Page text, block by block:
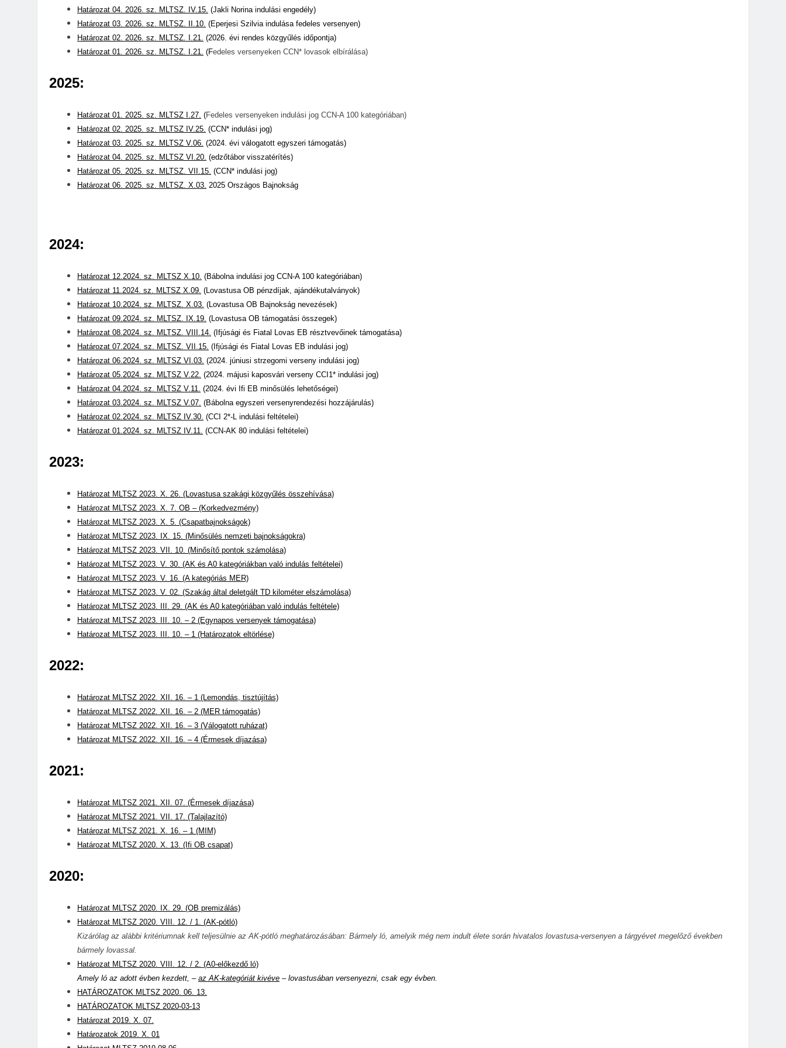
Határozat 04. 2026. sz. MLTSZ. IV.15. (Jakli Norina indulási engedély)
Határozat 03. 2026. sz. MLTSZ. II.10. (Eperjesi Szilvia indulása fedeles versenyen)
Határozat 02. 2026. sz. MLTSZ. I.21.
(2026. évi rendes közgyűlés időpontja)
Határozat 01. 2026. sz. MLTSZ. I.21.
(Fedeles versenyeken CCN* lovasok elbírálása)
2025:
Határozat 01. 2025. sz. MLTSZ I.27. (Fedeles versenyeken indulási jog CCN-A 100 kategóriában)
Határozat 02. 2025. sz. MLTSZ IV.25. (CCN* indulási jog)
Határozat 03. 2025. sz. MLTSZ V.06. (2024. évi válogatott egyszeri támogatás)
Határozat 04. 2025. sz. MLTSZ VI.20. (edzőtábor visszatérítés)
Határozat 05. 2025. sz. MLTSZ. VII.15. (CCN* indulási jog)
Határozat 06. 2025. sz. MLTSZ. X.03. 2025 Országos Bajnokság
2024:
Határozat 12.2024. sz. MLTSZ X.10. (Bábolna indulási jog CCN-A 100 kategóriában)
Határozat 11.2024. sz. MLTSZ X.09. (Lovastusa OB pénzdíjak, ajándékutalványok)
Határozat 10.2024. sz. MLTSZ. X.03. (Lovastusa OB Bajnokság nevezések)
Határozat 09.2024. sz. MLTSZ. IX.19. (Lovastusa OB támogatási összegek)
Határozat 08.2024. sz. MLTSZ. VIII.14. (Ifjúsági és Fiatal Lovas EB résztvevőinek támogatása)
Határozat 07.2024. sz. MLTSZ. VII.15. (Ifjúsági és Fiatal Lovas EB indulási jog)
Határozat 06.2024. sz. MLTSZ VI.03. (2024. júniusi strzegomi verseny indulási jog)
Határozat 05.2024. sz. MLTSZ V.22. (2024. májusi kaposvári verseny CCI1* indulási jog)
Határozat 04.2024. sz. MLTSZ V.11.
(2024. évi Ifi EB minősülés lehetőségei)
Határozat 03.2024. sz. MLTSZ V.07. (Bábolna egyszeri versenyrendezési hozzájárulás)
Határozat 02.2024. sz. MLTSZ IV.30. (CCI 2*-L indulási feltételei)
Határozat 01.2024. sz. MLTSZ IV.11.
(CCN-AK 80 indulási feltételei)
2023:
Határozat MLTSZ 2023. X. 26. (Lovastusa szakági közgyűlés összehívása)
Határozat MLTSZ 2023. X. 7. OB – (Korkedvezmény)
Határozat MLTSZ 2023. X. 5. (Csapatbajnokságok)
Határozat MLTSZ 2023. IX. 15. (Minősülés nemzeti bajnokságokra)
Határozat MLTSZ 2023. VII. 10. (Minősítő pontok számolása)
Határozat MLTSZ 2023. V. 30. (AK és A0 kategóriákban való indulás feltételei)
Határozat MLTSZ 2023. V. 16. (A kategóriás MER)
Határozat MLTSZ 2023. V. 02. (Szakág által deletgált TD kilométer elszámolása)
Határozat MLTSZ 2023. III. 29. (AK és A0 kategóriában való indulás feltétele)
Határozat MLTSZ 2023. III. 10. – 2 (Egynapos versenyek támogatása)
Határozat MLTSZ 2023. III. 10. – 1 (Határozatok eltörlése)
2022:
Határozat MLTSZ 2022. XII. 16. – 1 (Lemondás, tisztújítás)
Határozat MLTSZ 2022. XII. 16. – 2 (MER támogatás)
Határozat MLTSZ 2022. XII. 16. – 3 (Válogatott ruházat)
Határozat MLTSZ 2022. XII. 16. – 4 (Érmesek díjazása)
2021:
Határozat MLTSZ 2021. XII. 07. (Érmesek díjazása)
Határozat MLTSZ 2021. VII. 17. (Talajlazító)
Határozat MLTSZ 2021. X. 16. – 1 (MIM)
Határozat MLTSZ 2020. X. 13. (Ifi OB csapat)
2020:
Határozat MLTSZ 2020. IX. 29. (OB premizálás)
Határozat MLTSZ 2020. VIII. 12. / 1. (AK-pótló)
Kizárólag az alábbi kritériumnak kell teljesülnie az AK-pótló meghatározásában: Bármely ló, amelyik még nem indult élete során hivatalos lovastusa-versenyen a tárgyévet megelőző években
bármely lovassal.
Határozat MLTSZ 2020. VIII. 12. / 2. (A0-előkezdő ló)
Amely ló az adott évben kezdett, – az AK-kategóriát kivéve – lovastusában versenyezni, csak egy évben.
HATÁROZATOK MLTSZ 2020. 06. 13.
HATÁROZATOK MLTSZ 2020-03-13
Határozat 2019. X. 07.
Határozatok 2019. X. 01